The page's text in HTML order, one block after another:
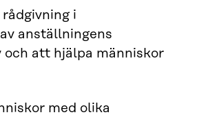
i
anställningens
att hjälpa människor
med olika